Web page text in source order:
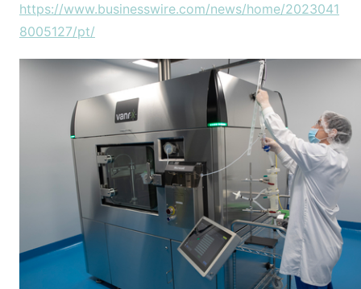
https://www.businesswire.com/news/home/2023041
8005127/pt/